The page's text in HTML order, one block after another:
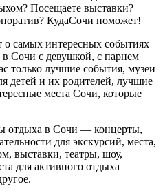
Посещаете выставки?
КудаСочи поможет!
самых интересных событиях
Сочи с девушкой, с парнем
только лучшие события, музеи
детей и их родителей, лучшие
места Сочи, которые
отдыха в Сочи — концерты,
для экскурсий, места,
выставки, театры, шоу,
для активного отдыха